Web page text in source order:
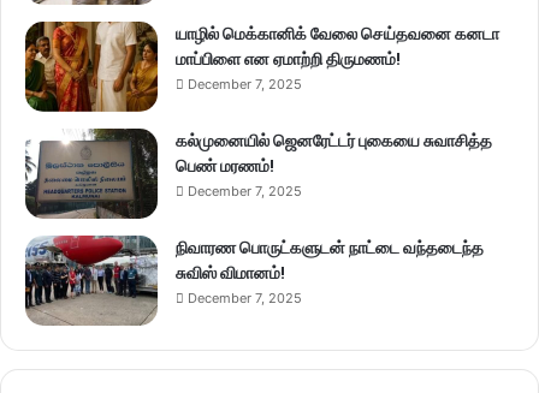
யாழில் மெக்கானிக் வேலை செய்தவனை கனடா
மாப்பிளை என ஏமாற்றி திருமணம்!
December 7, 2025
கல்முனையில் ஜெனரேட்டர் புகையை சுவாசித்த
பெண் மரணம்!
December 7, 2025
நிவாரண பொருட்களுடன் நாட்டை வந்தடைந்த
சுவிஸ் விமானம்!
December 7, 2025